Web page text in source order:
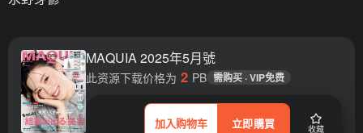
MAQUIA 2025年5月號
加入购物车 立即購買 收藏
此资源下载价格为 2 PB 需购买 · VIP免费